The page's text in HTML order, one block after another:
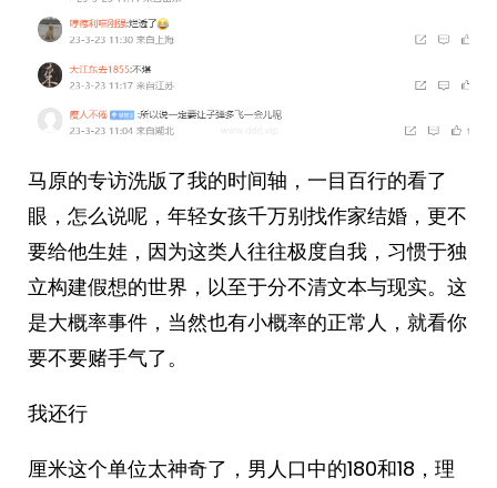
马原的专访洗版了我的时间轴，一目百行的看了
眼，怎么说呢，年轻女孩千万别找作家结婚，更不
要给他生娃，因为这类人往往极度自我，习惯于独
立构建假想的世界，以至于分不清文本与现实。这
是大概率事件，当然也有小概率的正常人，就看你
要不要赌手气了。
我还行
厘米这个单位太神奇了，男人口中的180和18，理